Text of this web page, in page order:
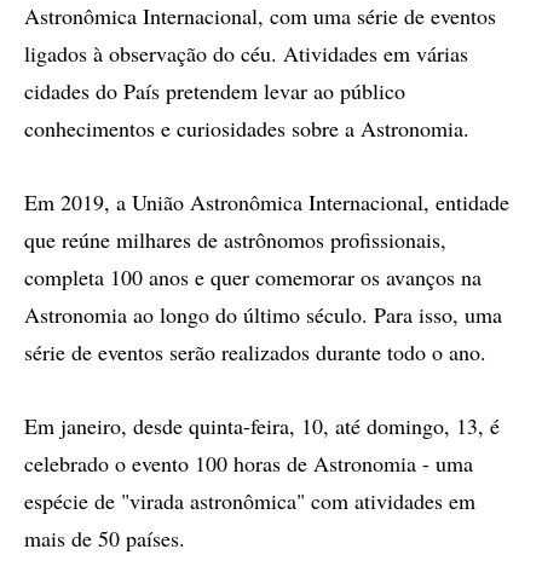
Astronômica Internacional, com uma série de eventos
ligados à observação do céu. Atividades em várias
cidades do País pretendem levar ao público
conhecimentos e curiosidades sobre a Astronomia.
Em 2019, a União Astronômica Internacional, entidade
que reúne milhares de astrônomos profissionais,
completa 100 anos e quer comemorar os avanços na
Astronomia ao longo do último século. Para isso, uma
série de eventos serão realizados durante todo o ano.
Em janeiro, desde quinta-feira, 10, até domingo, 13, é
celebrado o evento 100 horas de Astronomia - uma
espécie de "virada astronômica" com atividades em
mais de 50 países.